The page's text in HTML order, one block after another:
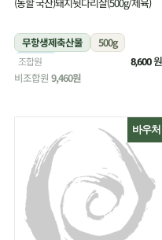
무항생제축산물
500g
냉장
조합원 8,600원
비조합원 9,460원
바우처